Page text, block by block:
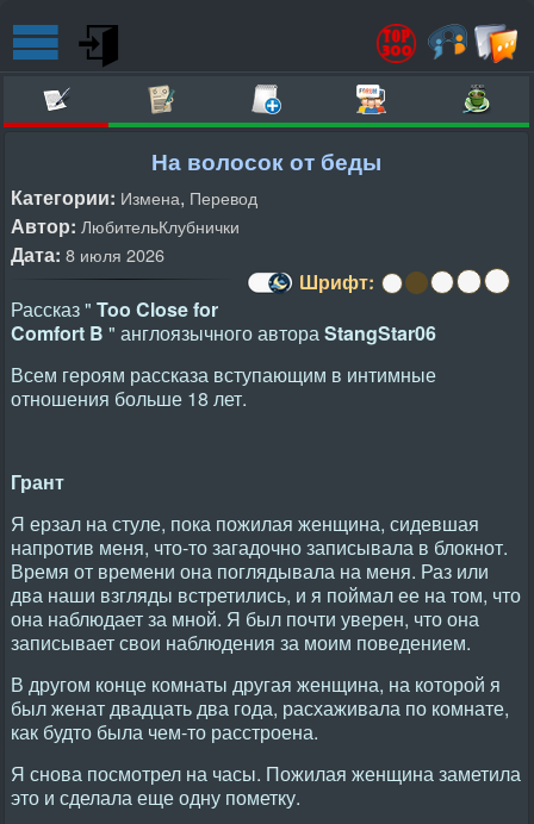
На волосок от беды
Категории: Измена, Перевод
Автор: ЛюбительКлубнички
Дата: 8 июля 2026
Шрифт:
Рассказ " Too Close for
Comfort B " англоязычного автораStangStar06
Всем героям рассказа вступающим в интимные
отношения больше 18 лет.
Грант
Я ерзал на стуле, пока пожилая женщина, сидевшая
напротив меня, что-то загадочно записывала в блокнот.
Время от времени она поглядывала на меня. Раз или
два наши взгляды встретились, и я поймал ее на том, что
она наблюдает за мной. Я был почти уверен, что она
записывает свои наблюдения за моим поведением.
В другом конце комнаты другая женщина, на которой я
был женат двадцать два года, расхаживала по комнате,
как будто была чем-то расстроена.
Я снова посмотрел на часы. Пожилая женщина заметила
это и сделала еще одну пометку.